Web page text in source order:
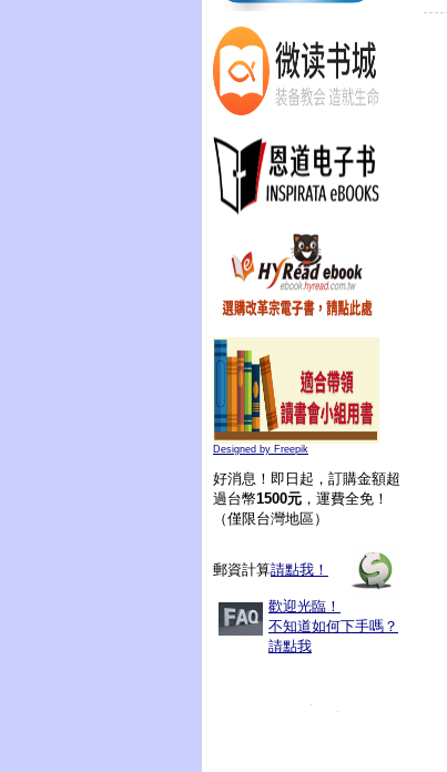
Designed by Freepik
好消息！即日起，訂購金額超
過台幣1500元 ，運費全免！
（僅限台灣地區）
郵資計算請點我！
歡迎光臨！
不知道如何下手嗎？
請點我